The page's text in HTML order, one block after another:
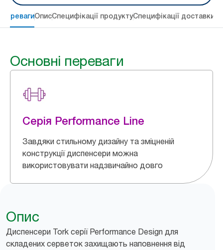
перевагиОписСпецифікації продуктуСпецифікації доставки
Основні переваги
Серія Performance Line
Завдяки стильному дизайну та зміцненій
конструкції диспенсери можна
використовувати надзвичайно довго
Опис
Диспенсери Tork серії Performance Design для
складених серветок захищають наповнення від